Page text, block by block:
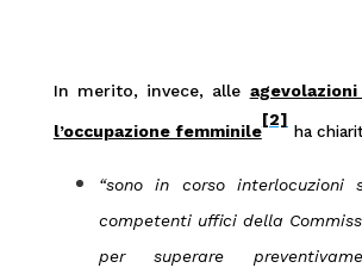
In merito, invece, alle
l’occupazione femminile
[2]
ha
“sono in corso interlocuzioni
competenti uffici della
per superare